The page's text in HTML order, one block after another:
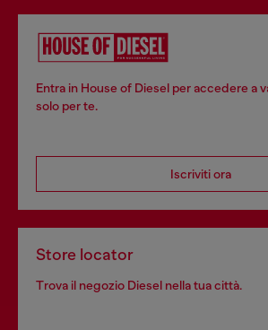
Entra in House of Diesel per accedere a
solo per te.
Iscriviti ora
Store locator
Trova il negozio Diesel nella tua città.